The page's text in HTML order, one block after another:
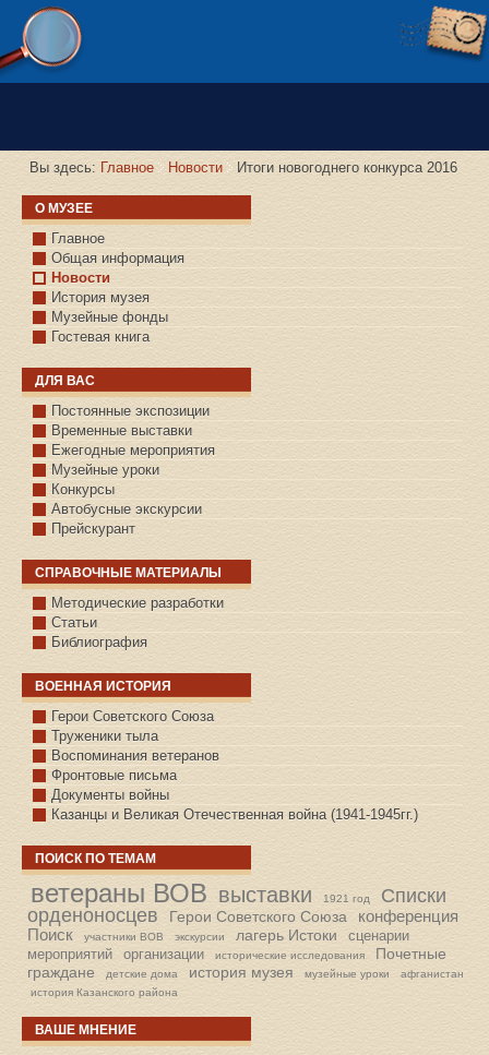
Версия сайта для слабовидящих
Вы здесь: Главное Новости Итоги новогоднего конкурса 2016
О МУЗЕЕ
Главное
Общая информация
Новости
История музея
Музейные фонды
Гостевая книга
ДЛЯ ВАС
Постоянные экспозиции
Временные выставки
Ежегодные мероприятия
Музейные уроки
Конкурсы
Автобусные экскурсии
Прейскурант
СПРАВОЧНЫЕ МАТЕРИАЛЫ
Методические разработки
Статьи
Библиография
ВОЕННАЯ ИСТОРИЯ
С.КАЗАНСКОЕ
Герои Советского Союза
Труженики тыла
Воспоминания ветеранов
Фронтовые письма
Документы войны
Казанцы и Великая Отечественная война (1941-1945гг.)
ПОИСК ПО ТЕМАМ
ветераны ВОВ выставки 1921 год
Списки
орденоносцев
Герои Советского Союза
конференция
Поиск
участники ВОВ экскурсии лагерь Истоки
сценарии
мероприятий
организации исторические исследования
Почетные
граждане
детские дома история музея музейные уроки
афганистан
история Казанского района
ВАШЕ МНЕНИЕ